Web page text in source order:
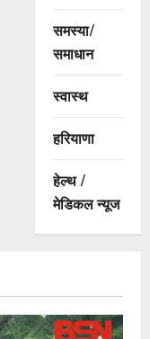
समस्या/
समाधान
स्वास्थ
हरियाणा
हेल्थ /
मेडिकल न्यूज